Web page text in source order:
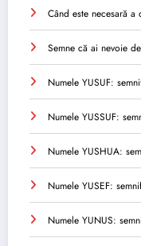
Când este necesară
Semne că ai nevoie
Numele YUSUF:
Numele YUSSUF:
Numele YUSHUA:
Numele YUSEF:
Numele YUNUS: